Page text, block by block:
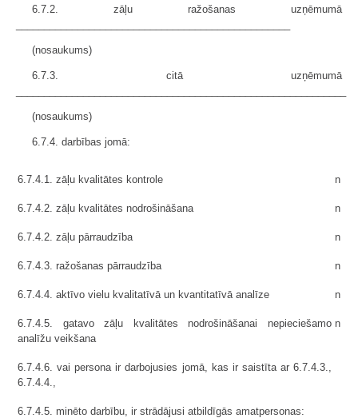
6.7.2. zāļu ražošanas uzņēmumā
(nosaukums)
6.7.3. citā uzņēmumā
(nosaukums)
6.7.4. darbības jomā:
6.7.4.1. zāļu kvalitātes kontrole n
6.7.4.2. zāļu kvalitātes nodrošināšana n
6.7.4.2. zāļu pārraudzība n
6.7.4.3. ražošanas pārraudzība n
6.7.4.4. aktīvo vielu kvalitatīvā un kvantitatīvā analīze n
6.7.4.5. gatavo zāļu kvalitātes nodrošināšanai nepieciešamo
analīžu veikšana
n
6.7.4.6. vai persona ir darbojusies jomā, kas ir saistīta ar 6.7.4.3.,
6.7.4.4.,
6.7.4.5. minēto darbību, ir strādājusi atbildīgās amatpersonas: